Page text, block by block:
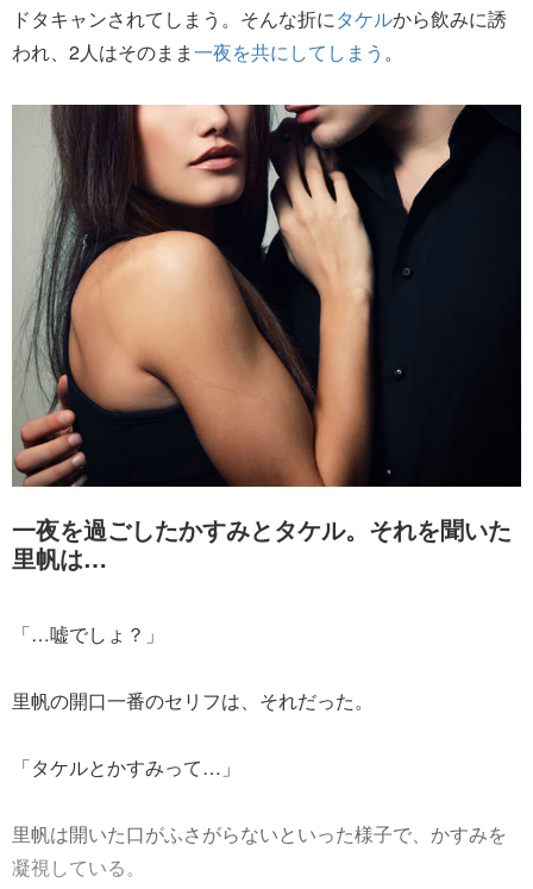
ドタキャンされてしまう。そんな折にタケルから飲みに誘
われ、2人はそのまま一夜を共にしてしまう 。
一夜を過ごしたかすみとタケル。それを聞いた
里帆は…
「…嘘でしょ？」
里帆の開口一番のセリフは、それだった。
「タケルとかすみって…」
里帆は開いた口がふさがらないといった様子で、かすみを
凝視している。